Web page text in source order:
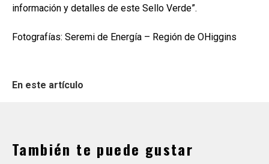
información y detalles de este Sello Verde”.
Fotografías: Seremi de Energía – Región de OHiggins
En este artículo
También te puede gustar